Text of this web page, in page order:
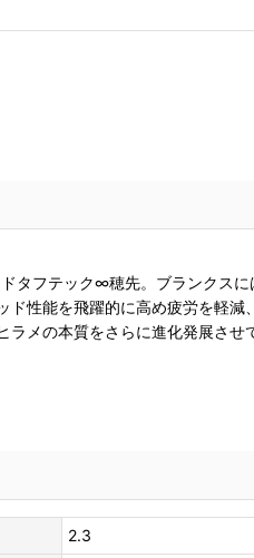
タフテック∞穂先。ブランクスに
性能を飛躍的に高め疲労を軽減
メの本質をさらに進化発展させ
2.3